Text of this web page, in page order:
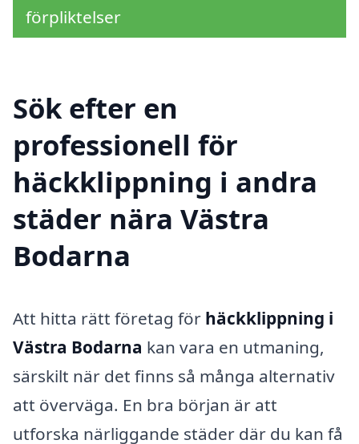
förpliktelser
Sök efter en
professionell för
häckklippning i andra
städer nära Västra
Bodarna
Att hitta rätt företag för häckklippning i
Västra Bodarna kan vara en utmaning,
särskilt när det finns så många alternativ
att överväga. En bra början är att
utforska närliggande städer där du kan få